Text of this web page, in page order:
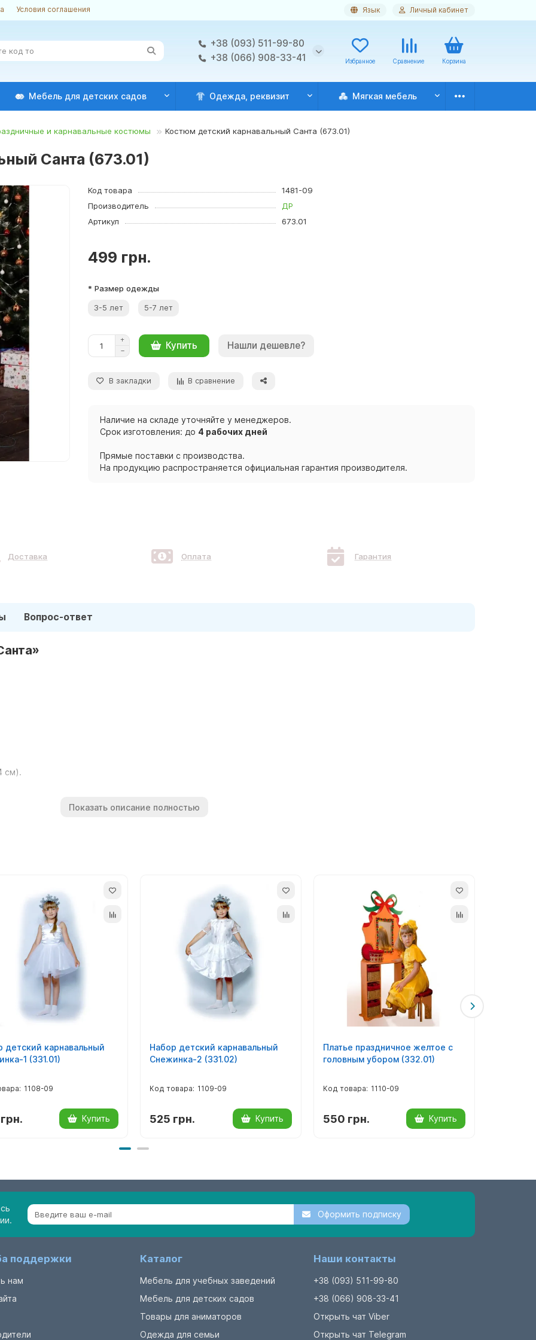
Условия соглашения Язык Личный кабинет
+38 (093) 511-99-80
+38 (066) 908-33-41
Избранное Сравнение Корзина
Мебель для детских садов Одежда, реквизит Мягкая мебель
и карнавальные костюмы Костюм детский карнавальный Санта (673.01)
Санта (673.01)
Код товара
1481-09
Производитель
ДР
Артикул
673.01
499 грн.
* Размер одежды
3-5 лет 5-7 лет
Купить Нашли дешевле?
В закладки В сравнение
Наличие на складе уточняйте у менеджеров.
Срок изготовления: до 4 рабочих дней
Прямые поставки с производства.
На продукцию распространяется официальная гарантия производителя.
Доставка Оплата Гарантия
Вопрос-ответ
см).
создать по-настоящему праздничную атмосферу и делают торжество незабываемым.
Показать описание полностью
детский карнавальный
1 (331.01)
1108-09
Купить
Набор детский карнавальный
Снежинка-2 (331.02)
1109-09
525 грн. Купить
Платье праздничное желтое с
головным убором (332.01)
1110-09
550 грн. Купить
Оформить подписку
поддержки
нам
Каталог
Мебель для учебных заведений
Мебель для детских садов
Товары для аниматоров
Одежда для семьи
Наши контакты
+38 (093) 511-99-80
+38 (066) 908-33-41
Открыть чат Viber
Открыть чат Telegram